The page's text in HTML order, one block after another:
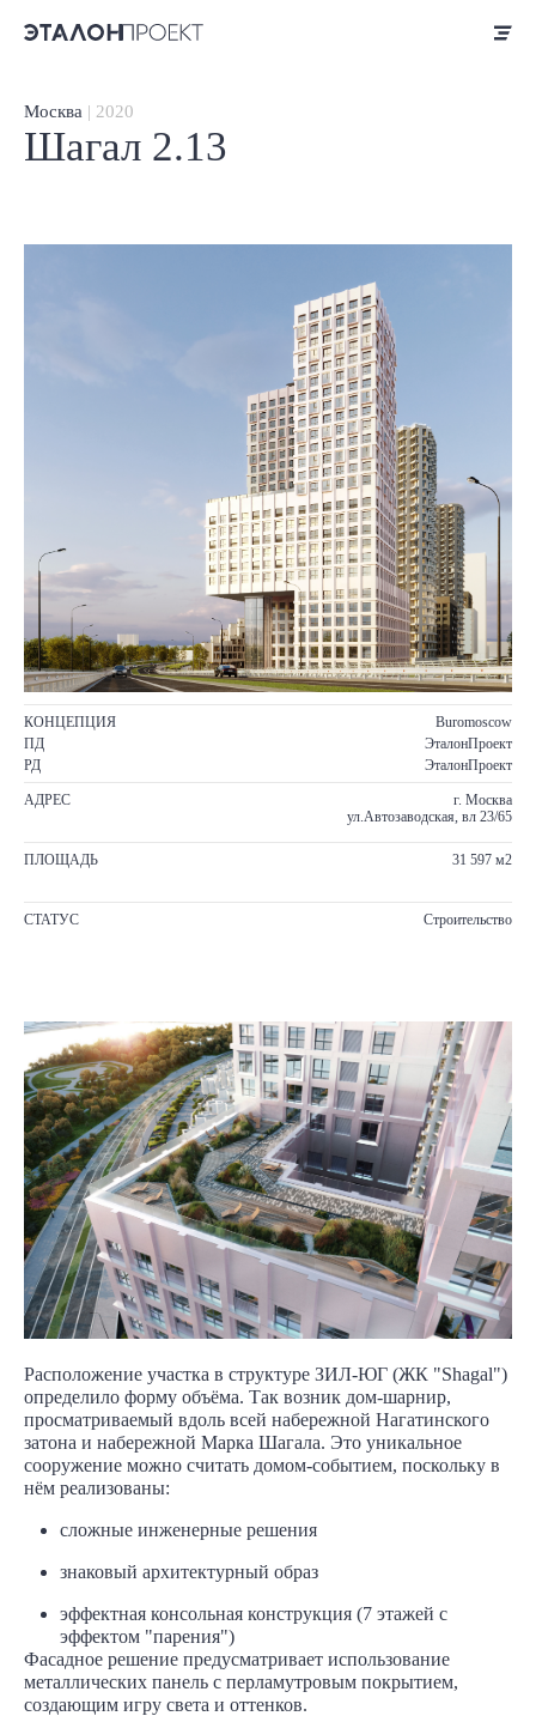
Москва | 2020
Шагал 2.13
КОНЦЕПЦИЯ
Buromoscow
ПД
ЭталонПроект
РД
ЭталонПроект
АДРЕС
г. Москва
ул.Автозаводская, вл 23/65
ПЛОЩАДЬ 31 597 м2
СТАТУС Строительство
Расположение участка в структуре ЗИЛ-ЮГ (ЖК "Shagal")
определило форму объёма. Так возник дом-шарнир,
просматриваемый вдоль всей набережной Нагатинского
затона и набережной Марка Шагала. Это уникальное
сооружение можно считать домом-событием, поскольку в
нём реализованы:
сложные инженерные решения
знаковый архитектурный образ
эффектная консольная конструкция (7 этажей с
эффектом "парения")
Фасадное решение предусматривает использование
металлических панель с перламутровым покрытием,
создающим игру света и оттенков.